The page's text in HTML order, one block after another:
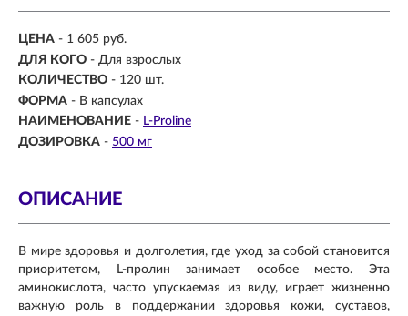
ЦЕНА - 1 605 руб.
ДЛЯ КОГО - Для взрослых
КОЛИЧЕСТВО - 120 шт.
ФОРМА - В капсулах
НАИМЕНОВАНИЕ - L-Proline
ДОЗИРОВКА - 500 мг
ОПИСАНИЕ
В мире здоровья и долголетия, где уход за собой становится
приоритетом, L-пролин занимает особое место. Эта
аминокислота, часто упускаемая из виду, играет жизненно
важную роль в поддержании здоровья кожи, суставов,